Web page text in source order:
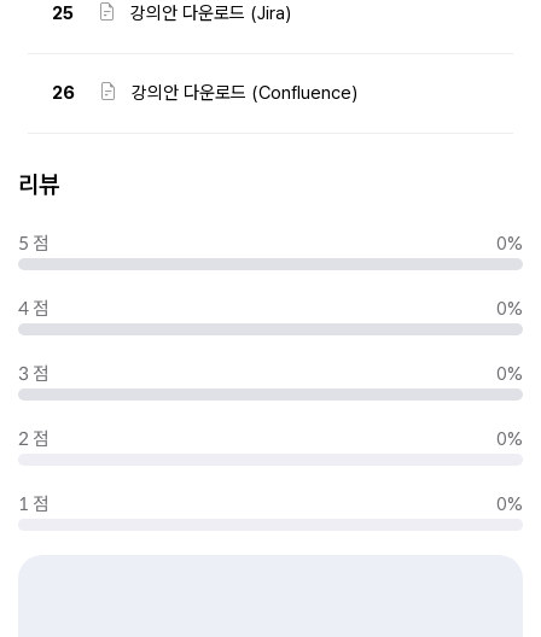
25 강의안 다운로드 (Jira)
26 강의안 다운로드 (Confluence)
리뷰
5 점 0%
4 점 0%
3 점 0%
2 점 0%
1 점 0%